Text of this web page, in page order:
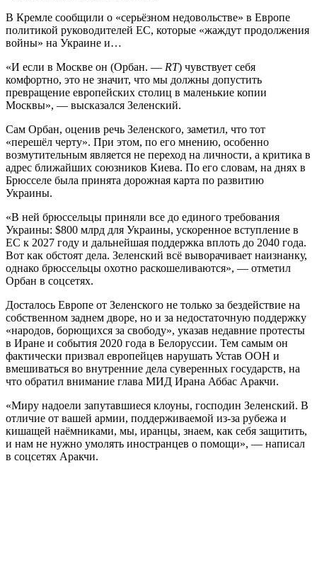
В Кремле сообщили о «серьёзном недовольстве» в Европе
политикой руководителей ЕС, которые «жаждут продолжения
войны» на Украине и…
«И если в Москве он (Орбан. — RT) чувствует себя
комфортно, это не значит, что мы должны допустить
превращение европейских столиц в маленькие копии
Москвы», — высказался Зеленский.
Сам Орбан, оценив речь Зеленского, заметил, что тот
«перешёл черту». При этом, по его мнению, особенно
возмутительным является не переход на личности, а критика в
адрес ближайших союзников Киева. По его словам, на днях в
Брюсселе была принята дорожная карта по развитию
Украины.
«В ней брюссельцы приняли все до единого требования
Украины: $800 млрд для Украины, ускоренное вступление в
ЕС к 2027 году и дальнейшая поддержка вплоть до 2040 года.
Вот как обстоят дела. Зеленский всё выворачивает наизнанку,
однако брюссельцы охотно раскошеливаются», — отметил
Орбан в соцсетях.
Досталось Европе от Зеленского не только за бездействие на
собственном заднем дворе, но и за недостаточную поддержку
«народов, борющихся за свободу», указав недавние протесты
в Иране и события 2020 года в Белоруссии. Тем самым он
фактически призвал европейцев нарушать Устав ООН и
вмешиваться во внутренние дела суверенных государств, на
что обратил внимание глава МИД Ирана Аббас Аракчи.
«Миру надоели запутавшиеся клоуны, господин Зеленский. В
отличие от вашей армии, поддерживаемой из-за рубежа и
кишащей наёмниками, мы, иранцы, знаем, как себя защитить,
и нам не нужно умолять иностранцев о помощи», — написал
в соцсетях Аракчи.